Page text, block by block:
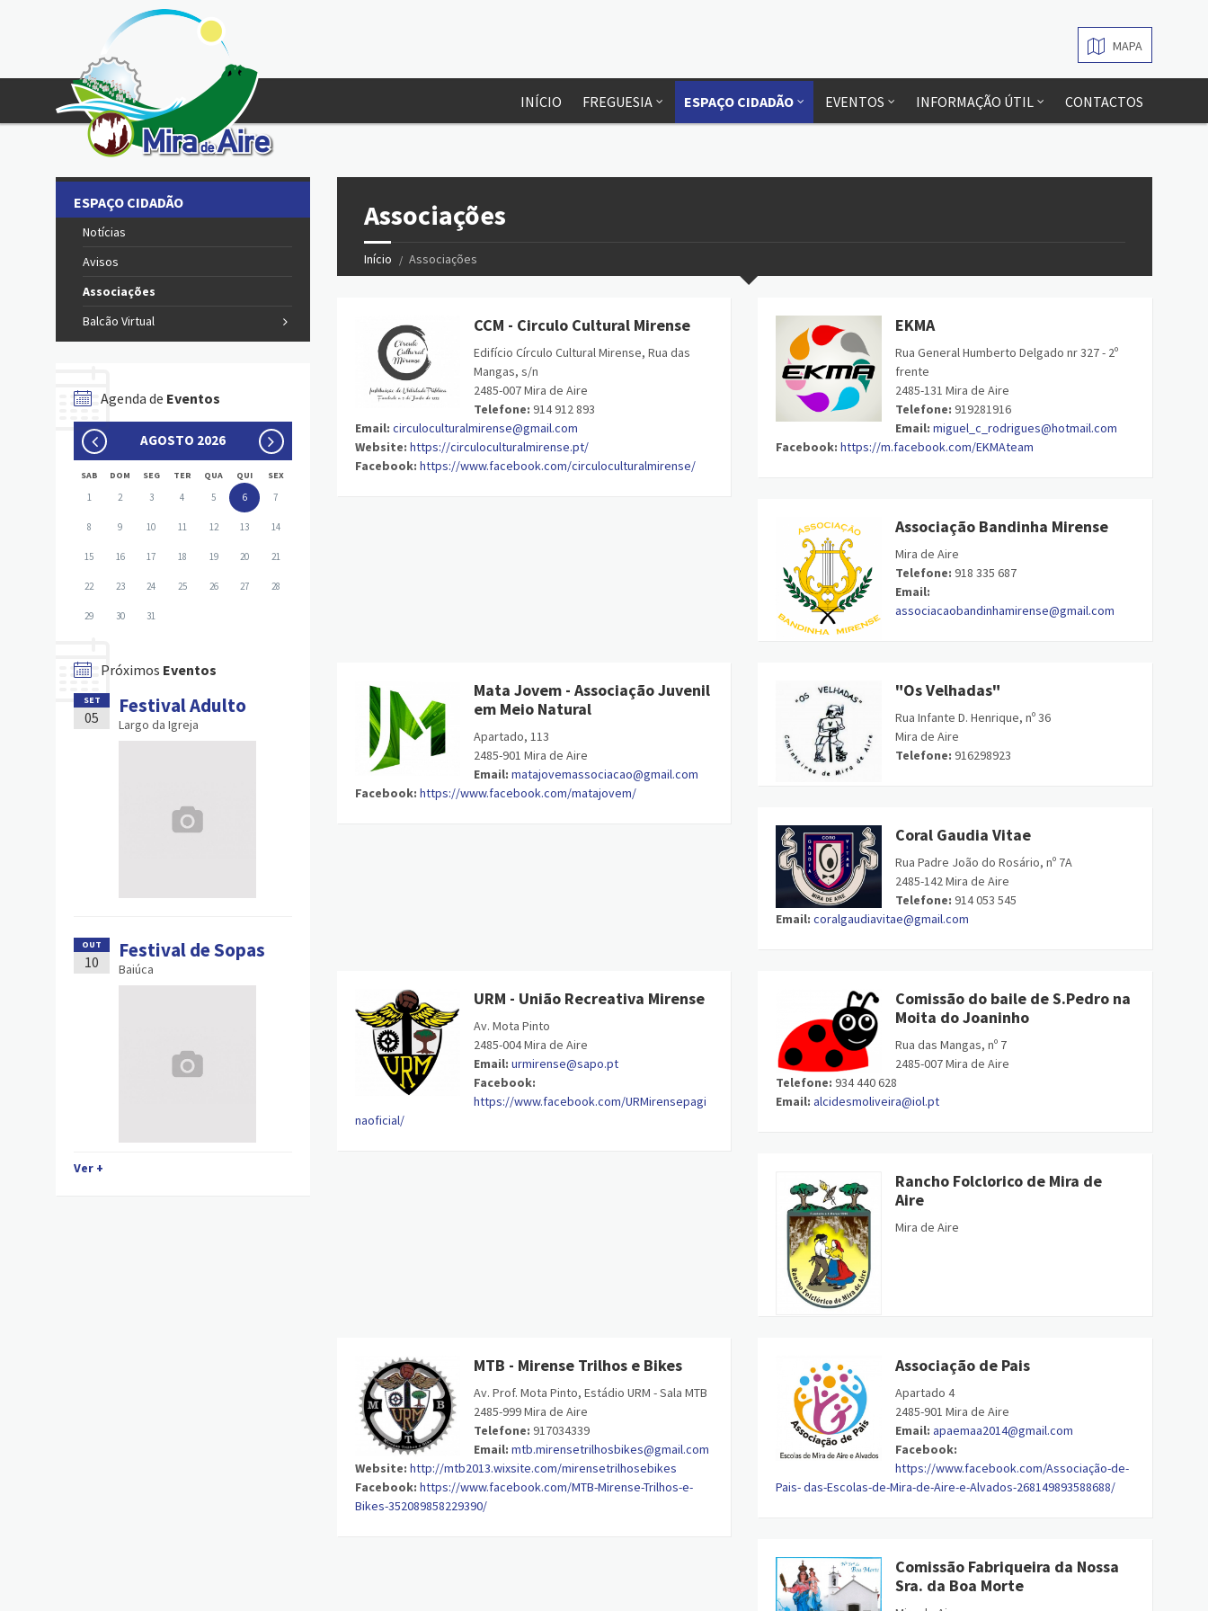
MAPA
INÍCIO FREGUESIA ESPAÇO CIDADÃO EVENTOS INFORMAÇÃO ÚTIL CONTACTOS
Associações
Início Associações
CCM - Circulo Cultural Mirense
Edifício Círculo Cultural Mirense, Rua das
Mangas, s/n
2485-007 Mira de Aire
Telefone: 914 912 893
Email: circuloculturalmirense@gmail.com
Website: https://circuloculturalmirense.pt/
Facebook: https://www.facebook.com/circuloculturalmirense/
EKMA
Rua General Humberto Delgado nr 327 - 2º
frente
2485-131 Mira de Aire
Telefone: 919281916
Email: miguel_c_rodrigues@hotmail.com
Facebook: https://m.facebook.com/EKMAteam
Associação Bandinha Mirense
Mira de Aire
Telefone: 918 335 687
Email:
associacaobandinhamirense@gmail.com
Mata Jovem - Associação Juvenil
em Meio Natural
Apartado, 113
2485-901 Mira de Aire
Email: matajovemassociacao@gmail.com
Facebook: https://www.facebook.com/matajovem/
"Os Velhadas"
Rua Infante D. Henrique, nº 36
Mira de Aire
Telefone: 916298923
Coral Gaudia Vitae
Rua Padre João do Rosário, nº 7A
2485-142 Mira de Aire
Telefone: 914 053 545
Email: coralgaudiavitae@gmail.com
URM - União Recreativa Mirense
Av. Mota Pinto
2485-004 Mira de Aire
Email: urmirense@sapo.pt
Facebook:
https://www.facebook.com/URMirensepagi
naoficial/
Comissão do baile de S.Pedro na
Moita do Joaninho
Rua das Mangas, nº 7
2485-007 Mira de Aire
Telefone: 934 440 628
Email: alcidesmoliveira@iol.pt
Rancho Folclorico de Mira de
Aire
Mira de Aire
MTB - Mirense Trilhos e Bikes
Av. Prof. Mota Pinto, Estádio URM - Sala MTB
2485-999 Mira de Aire
Telefone: 917034339
Email: mtb.mirensetrilhosbikes@gmail.com
Website: http://mtb2013.wixsite.com/mirensetrilhosebikes
Facebook: https://www.facebook.com/MTB-Mirense-Trilhos-e-
Bikes-352089858229390/
Associação de Pais
Apartado 4
2485-901 Mira de Aire
Email: apaemaa2014@gmail.com
Facebook:
https://www.facebook.com/Associação-de-
Pais- das-Escolas-de-Mira-de-Aire-e-Alvados-268149893588688/
Comissão Fabriqueira da Nossa
Sra. da Boa Morte
ESPAÇO CIDADÃO
Notícias
Avisos
Associações
Balcão Virtual
Agenda de Eventos
AGOSTO 2026
SAB DOM SEG TER QUA QUI SEX
1 2 3 4 5 6 7
8 9 10 11 12 13 14
15 16 17 18 19 20 21
22 23 24 25 26 27 28
29 30 31
Próximos Eventos
SET
05 Festival Adulto
Largo da Igreja
OUT
10 Festival de Sopas
Baiúca
Ver +